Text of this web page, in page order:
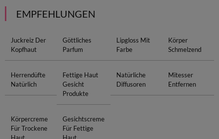
EMPFEHLUNGEN
Juckreiz Der
Kopfhaut
Göttliches
Parfum
Lipgloss Mit
Farbe
Körper
Schmelzend
Herrendüfte
Natürlich
Fettige Haut
Gesicht
Produkte
Natürliche
Diffusoren
Mitesser
Entfernen
Körpercreme
Für Trockene
Gesichtscreme
Für Fettige